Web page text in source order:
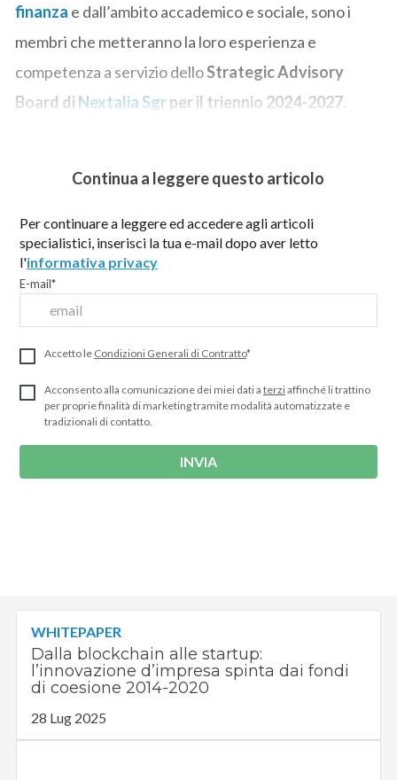
finanza e dall’ambito accademico e sociale, sono i
membri che metteranno la loro esperienza e
competenza a servizio delloStrategic Advisory
Board di Nextalia Sgrper il triennio 2024-2027.
Continua a leggere questo articolo
Per continuare a leggere ed accedere agli articoli
specialistici, inserisci la tua e-mail dopo aver letto
l'informativa privacy
E-mail*
Accetto le Condizioni Generali di Contratto*
Acconsento alla comunicazione dei miei dati a terziaffinché li trattino
per proprie finalità di marketing tramite modalità automatizzate e
tradizionali di contatto.
WHITEPAPER
Dalla blockchain alle startup:
l’innovazione d’impresa spinta dai fondi
di coesione 2014-2020
28 Lug 2025